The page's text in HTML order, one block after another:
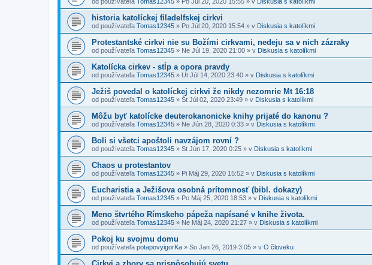
historia katolíckej filadelfskej cirkvi
od používateľa Tomas12345 » Po Júl 20, 2020 15:54 » v Diskusia s katolíkmi
Protestantské cirkvi nie su Božími cirkvami, nedeju sa v nich zázraky
od používateľa Tomas12345 » Ne Júl 19, 2020 21:00 » v Diskusia s katolíkmi
Katolícka cirkev - stĺp a opora pravdy
od používateľa Tomas12345 » Ut Júl 14, 2020 23:40 » v Diskusia s katolíkmi
Ježiš povedal o katolíckej cirkvi že nikdy nezomrie Mt 16:18
od používateľa Tomas12345 » Št Júl 02, 2020 23:49 » v Diskusia s katolíkmi
Môžu byť katolícke deuterokanonicke knihy prijaté do kanonu ?
od používateľa Tomas12345 » Ne Jún 28, 2020 0:33 » v Diskusia s katolíkmi
Boli si všetci apoštoli navzájom rovní ?
od používateľa Tomas12345 » St Jún 17, 2020 0:25 » v Diskusia s katolíkmi
Chaos u protestantov
od používateľa Tomas12345 » Pi Máj 29, 2020 15:52 » v Diskusia s katolíkmi
Eucharistia a Ježišova osobná prítomnosť (bibl. dokazy)
od používateľa Tomas12345 » Po Máj 25, 2020 18:53 » v Diskusia s katolíkmi
Meno štvrtého Rímskeho pápeža napísané v knihe života.
od používateľa Tomas12345 » Ne Máj 24, 2020 21:27 » v Diskusia s katolíkmi
Pokoj ku svojmu domu
od používateľa potapovyigorKa » So Jan 26, 2019 3:05 » v O človeku